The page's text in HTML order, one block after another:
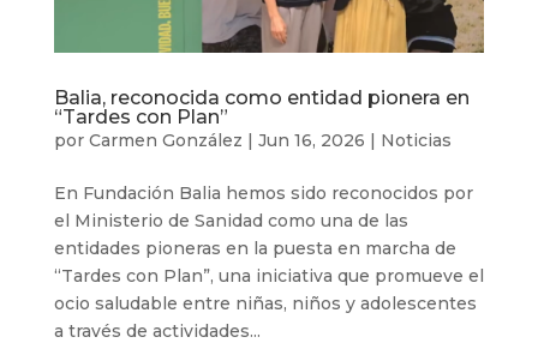
Balia, reconocida como entidad pionera en
“Tardes con Plan”
por Carmen González Jun 16, 2026 Noticias
En Fundación Balia hemos sido reconocidos por
el Ministerio de Sanidad como una de las
entidades pioneras en la puesta en marcha de
“Tardes con Plan”, una iniciativa que promueve el
ocio saludable entre niñas, niños y adolescentes
a través de actividades...